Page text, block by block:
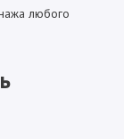
любого